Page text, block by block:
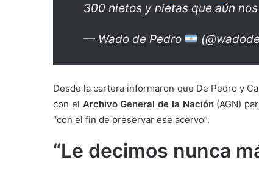
300 nietos y nietas que aún
— Wado de Pedro
Desde la cartera informaron que De Pedro y
con el Archivo General de la Nación (AGN)
“con el fin de preservar ese acervo”.
“Le decimos nunca